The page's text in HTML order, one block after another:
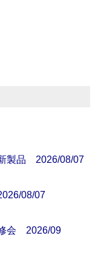
製品 2026/08/07
08/07
会 2026/09